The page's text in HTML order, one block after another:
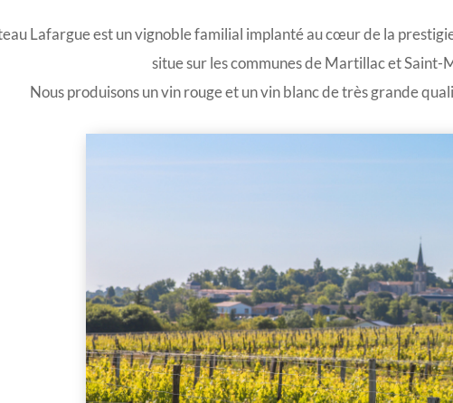
Lafargue est un vignoble familial implanté au cœur de la
situe sur les communes de Martillac et Saint-
Nous produisons un vin rouge et un vin blanc de très grande